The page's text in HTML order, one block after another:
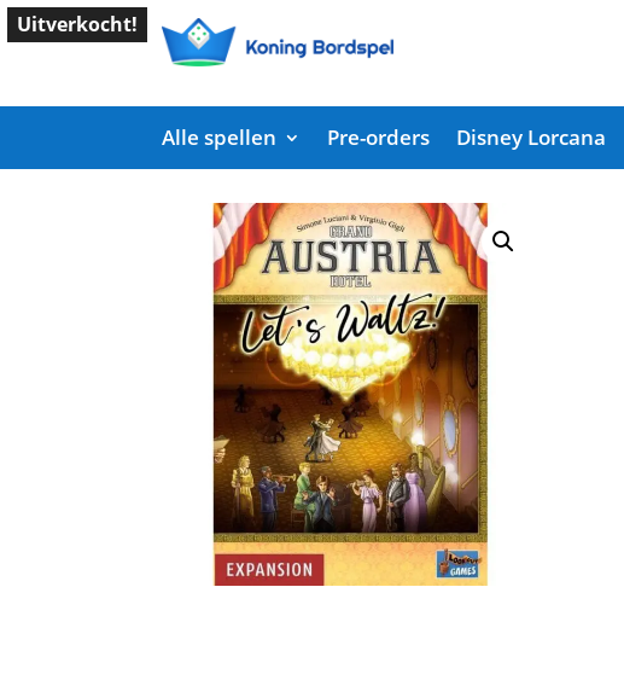
Alle spellen Pre-orders Disney Lorcana
Uitverkocht!
Start /Shop/Bordspellen / Grand Austria Hotel Let’s Waltz